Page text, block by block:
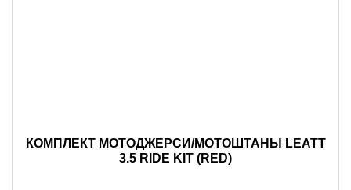
КОМПЛЕКТ МОТОДЖЕРСИ/МОТОШТАНЫ LEATT
3.5 RIDE KIT (RED)